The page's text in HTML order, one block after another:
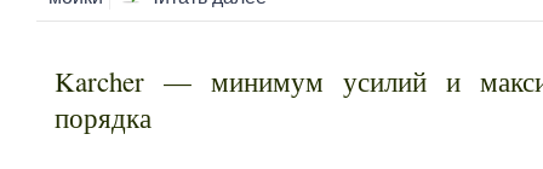
для
влажной
уборки
Karcher — минимум усилий и
порядка